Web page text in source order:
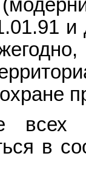
и
всех
в